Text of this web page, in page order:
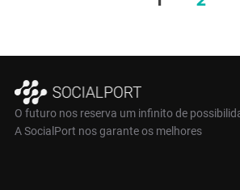
O futuro nos reserva um infinito de
A SocialPort nos garante os melhores